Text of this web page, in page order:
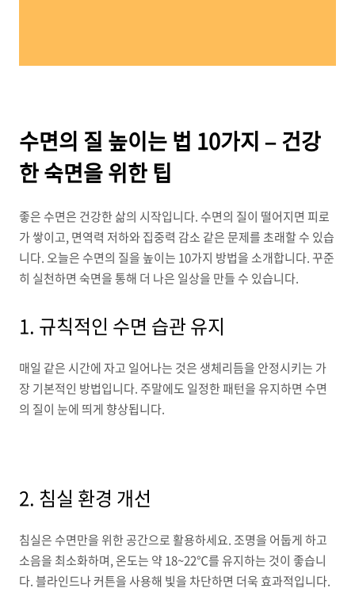
수면의 질 높이는 법 10가지 – 건강
한 숙면을 위한 팁
좋은 수면은 건강한 삶의 시작입니다. 수면의 질이 떨어지면 피로
가 쌓이고, 면역력 저하와 집중력 감소 같은 문제를 초래할 수 있습
니다. 오늘은 수면의 질을 높이는 10가지 방법을 소개합니다. 꾸준
히 실천하면 숙면을 통해 더 나은 일상을 만들 수 있습니다.
1. 규칙적인 수면 습관 유지
매일 같은 시간에 자고 일어나는 것은 생체리듬을 안정시키는 가
장 기본적인 방법입니다. 주말에도 일정한 패턴을 유지하면 수면
의 질이 눈에 띄게 향상됩니다.
2. 침실 환경 개선
침실은 수면만을 위한 공간으로 활용하세요. 조명을 어둡게 하고
소음을 최소화하며, 온도는 약 18~22℃를 유지하는 것이 좋습니
다. 블라인드나 커튼을 사용해 빛을 차단하면 더욱 효과적입니다.